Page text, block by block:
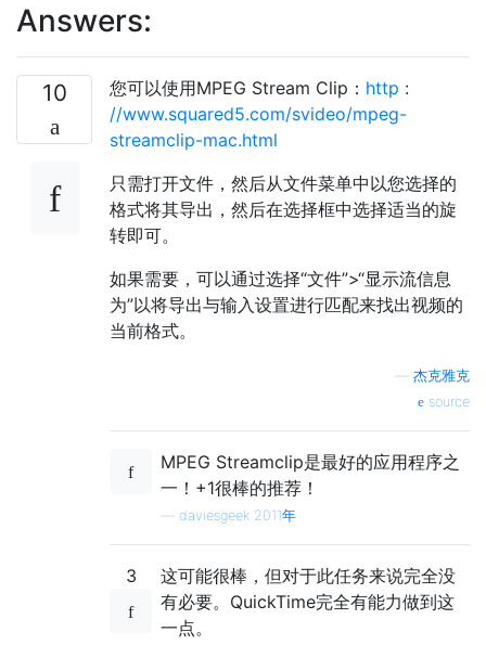
Answers:
10 您可以使用MPEG Stream Clip： http :
//www.squared5.com/svideo/mpeg-
streamclip-mac.html
只需打开文件，然后从文件菜单中以您选择的
格式将其导出，然后在选择框中选择适当的旋
转即可。
如果需要，可以通过选择“文件”>“显示流信息
为”以将导出与输入设置进行匹配来找出视频的
当前格式。
杰克雅克
source
MPEG Streamclip是最好的应用程序之
一！+1很棒的推荐！
daviesgeek 2011年
3
这可能很棒，但对于此任务来说完全没
有必要。QuickTime完全有能力做到这
一点。